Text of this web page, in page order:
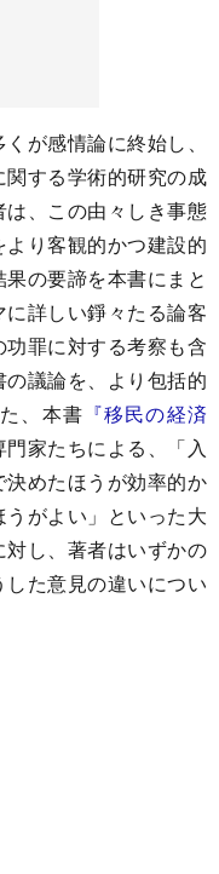
が感情論に終始し、
する学術的研究の成
、この由々しき事態
り客観的かつ建設的
の要諦を本書にまと
詳しい錚々たる論客
罪に対する考察も含
議論を、より包括的
、本書 『移民の経済
家たちによる、「入
めたほうが効率的か
がよい」といった大
し、著者はいずかの
た意見の違いについ